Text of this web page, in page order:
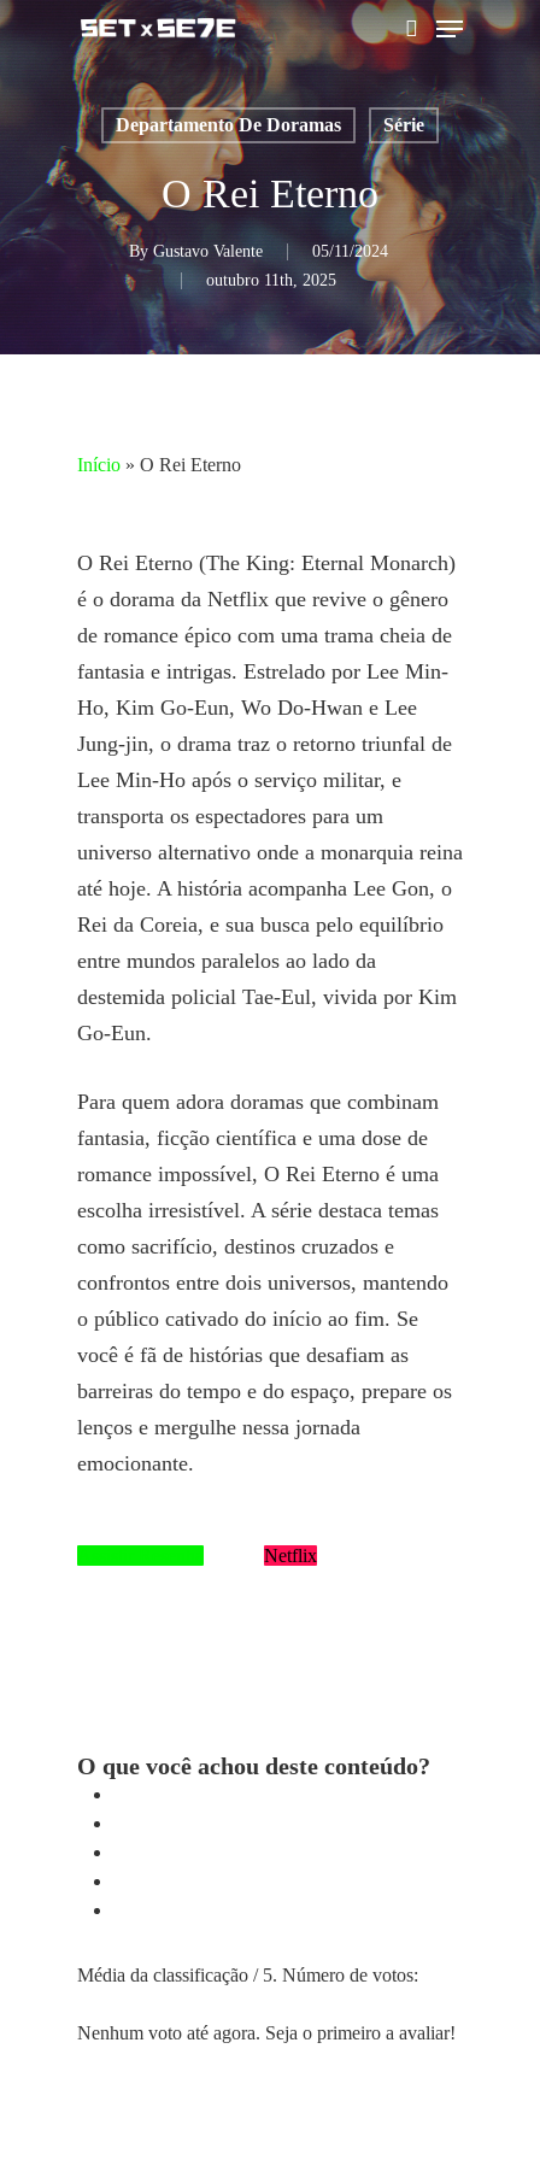
Skip
pesquisar
Menu
Departamento De Doramas Série
O Rei Eterno
By Gustavo Valente
05/11/2024
outubro 11th, 2025
Início » O Rei Eterno
O Rei Eterno (The King: Eternal Monarch)
é o dorama da Netflix que revive o gênero
de romance épico com uma trama cheia de
fantasia e intrigas. Estrelado por Lee Min-
Ho, Kim Go-Eun, Wo Do-Hwan e Lee
Jung-jin, o drama traz o retorno triunfal de
Lee Min-Ho após o serviço militar, e
transporta os espectadores para um
universo alternativo onde a monarquia reina
até hoje. A história acompanha Lee Gon, o
Rei da Coreia, e sua busca pelo equilíbrio
entre mundos paralelos ao lado da
destemida policial Tae-Eul, vivida por Kim
Go-Eun.
Para quem adora doramas que combinam
fantasia, ficção científica e uma dose de
romance impossível, O Rei Eterno é uma
escolha irresistível. A série destaca temas
como sacrifício, destinos cruzados e
confrontos entre dois universos, mantendo
o público cativado do início ao fim. Se
você é fã de histórias que desafiam as
barreiras do tempo e do espaço, prepare os
lenços e mergulhe nessa jornada
emocionante.
Netflix
O que você achou deste conteúdo?
Média da classificação / 5. Número de votos:
Nenhum voto até agora. Seja o primeiro a avaliar!